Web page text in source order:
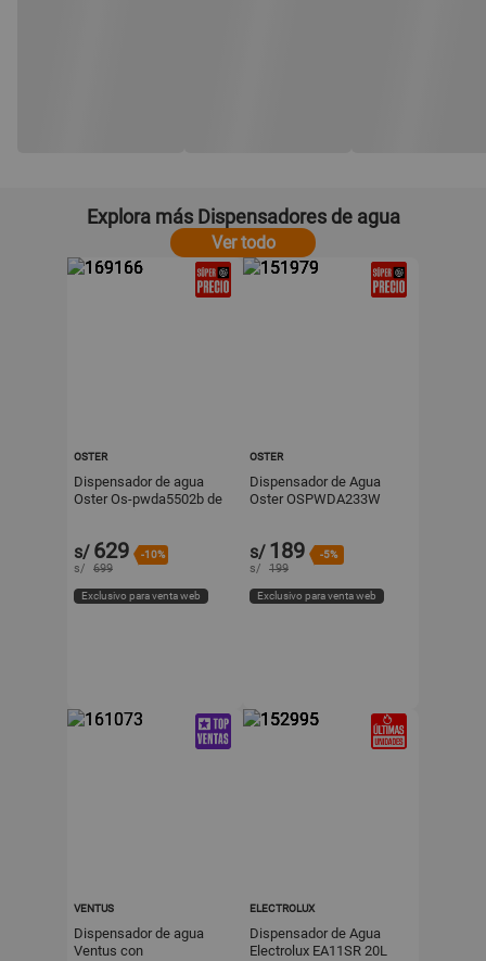
Explora más Dispensadores de agua
Ver todo
OSTER
Dispensador de agua
Oster Os-pwda5502b de
s/ 629 -10%
s/ 699
Exclusivo para venta web
OSTER
Dispensador de Agua
Oster OSPWDA233W
s/ 189 -5%
s/ 199
Exclusivo para venta web
VENTUS
Dispensador de agua
Ventus con
ELECTROLUX
Dispensador de Agua
Electrolux EA11SR 20L